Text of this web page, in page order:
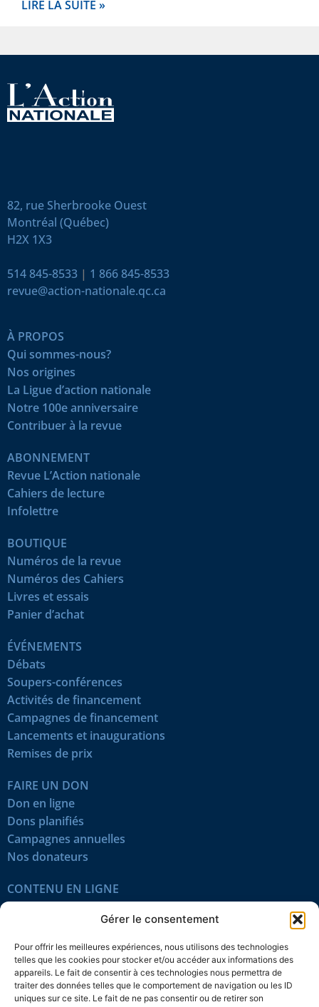
Gérer le consentement
Pour offrir les meilleures expériences, nous utilisons des technologies
telles que les cookies pour stocker et/ou accéder aux informations des
appareils. Le fait de consentir à ces technologies nous permettra de
traiter des données telles que le comportement de navigation ou les ID
uniques sur ce site. Le fait de ne pas consentir ou de retirer son
LIRE LA SUITE »
82, rue Sherbrooke Ouest
Montréal (Québec)
H2X 1X3
514 845-8533 | 1 866 845-8533
revue@action-nationale.qc.ca
À PROPOS
Qui sommes-nous?
Nos origines
La Ligue d’action nationale
Notre 100e anniversaire
Contribuer à la revue
ABONNEMENT
Revue L’Action nationale
Cahiers de lecture
Infolettre
BOUTIQUE
Numéros de la revue
Numéros des Cahiers
Livres et essais
Panier d’achat
ÉVÉNEMENTS
Débats
Soupers-conférences
Activités de financement
Campagnes de financement
Lancements et inaugurations
Remises de prix
FAIRE UN DON
Don en ligne
Dons planifiés
Campagnes annuelles
Nos donateurs
CONTENU EN LIGNE
Tous les articles
Œuvres du mois
En vidéo
SUIVEZ-NOUS